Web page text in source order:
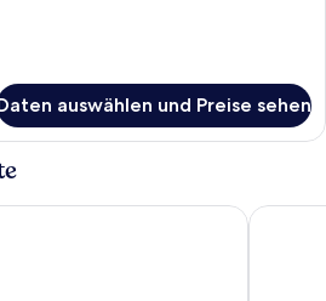
auswählen und Preise sehen
SSAW